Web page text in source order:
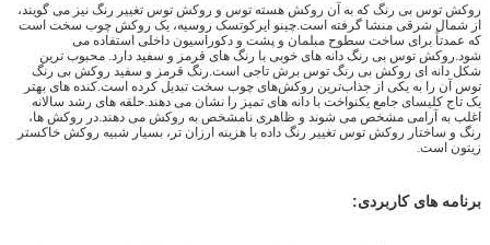
روکش توس بی رنگ که به آن روکش هسته توس و روکش توس تغییر رنگ نیز می گویند،
از شمال شرقی منشا گرفته است.چینو ایرکوتسک روسیه، یک روکش چوب سخت است
که عمدتاً برای ساخت سطوح مبلمان و پشت و دکوراسیون داخلی استفاده می
شود.روکش توس بی رنگ دانه های خوبی با رنگ های قرمز و سفید دارد. محبوب ترین
شکل دانه ای روکش بی رنگ توس برش تاجی است.رنگ قرمز و سفید روکش بی رنگ
توس آن را به یکی از جذاب‌ترین روکش‌های چوب سخت تبدیل کرده است.کنده های بهتر
یک تاج کلیسای جامع یکنواخت با دانه های تمیز را نشان می دهند.حلقه های رشد سالانه
اغلب به آرامی مشخص می شوند و ظاهری نامشخص به روکش می دهند.در روکش ها،
رنگ و ساختار روکش توس تغییر رنگ داده با هزینه ارزان تر، بسیار شبیه روکش خاکستر
زیتون است.
برنامه های کاربردی: